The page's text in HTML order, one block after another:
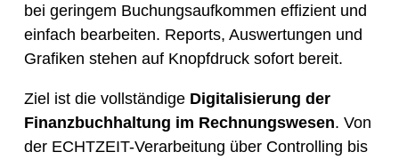
bei geringem Buchungsaufkommen effizient und
einfach bearbeiten. Reports, Auswertungen und
Grafiken stehen auf Knopfdruck sofort bereit.
Ziel ist die vollständige Digitalisierung der
Finanzbuchhaltung im Rechnungswesen. Von
der ECHTZEIT-Verarbeitung über Controlling bis